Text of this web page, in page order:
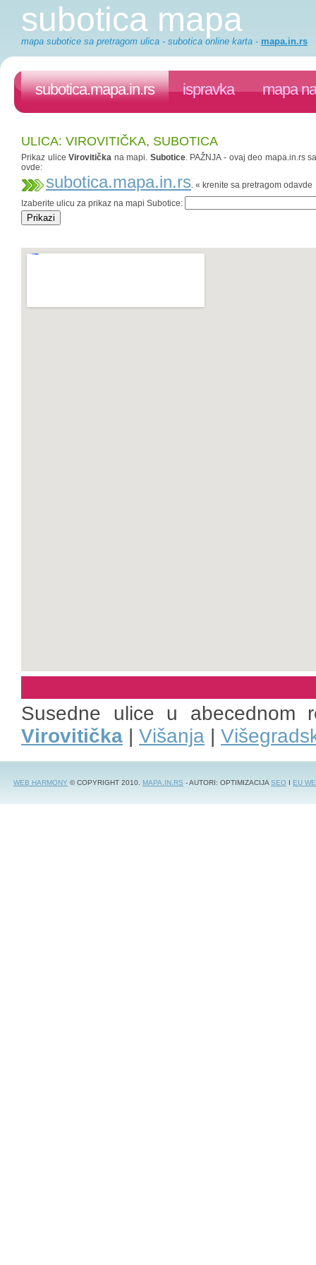
subotica mapa
mapa subotice sa pretragom ulica - subotica online karta - mapa.in.rs
subotica.mapa.in.rs ispravka mapa
ULICA: VIROVITIČKA, SUBOTICA
Prikaz uliceVirovitička na mapi. Subotice. PAŽNJA - ovaj deo mapa.in.rs
ovde:
subotica.mapa.in.rs. « krenite sa pretragom odavde
Izaberite ulicu za prikaz na mapi Subotice:
Susedne ulice u abecednom
Virovitička | Višanja |
WEB HARMONY © COPYRIGHT 2010. MAPA.IN.RS - AUTORI: OPTIMIZACIJASEO I EU